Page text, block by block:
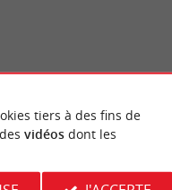
Cap-Ferret
tiers à des fins de
vidéosdont les